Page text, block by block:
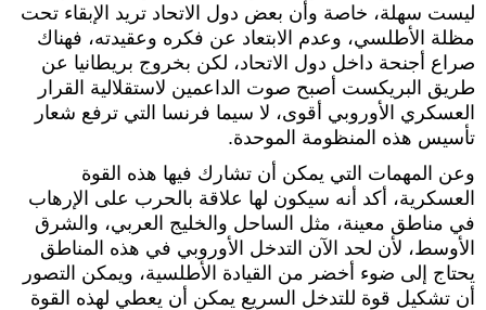
ليست سهلة، خاصة وأن بعض دول الاتحاد تريد الإبقاء تحت
مظلة الأطلسي، وعدم الابتعاد عن فكره وعقيدته، فهناك
صراع أجنحة داخل دول الاتحاد، لكن بخروج بريطانيا عن
طريق البريكست أصبح صوت الداعمين لاستقلالية القرار
العسكري الأوروبي أقوى، لا سيما فرنسا التي ترفع شعار
تأسيس هذه المنظومة الموحدة.
وعن المهمات التي يمكن أن تشارك فيها هذه القوة
العسكرية، أكد أنه سيكون لها علاقة بالحرب على الإرهاب
في مناطق معينة، مثل الساحل والخليج العربي، والشرق
الأوسط، لأن لحد الآن التدخل الأوروبي في هذه المناطق
يحتاج إلى ضوء أخضر من القيادة الأطلسية، ويمكن التصور
أن تشكيل قوة للتدخل السريع يمكن أن يعطي لهذه القوة